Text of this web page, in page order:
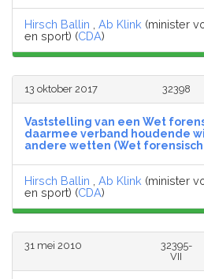
Hirsch Ballin Ab Klink (minister
en sport) (CDA)
13 oktober 2017 32398
Vaststelling van een Wet
daarmee verband houdende
andere wetten (Wet
Hirsch Ballin Ab Klink (minister
en sport) (CDA)
31 mei 2010
32395-
VII